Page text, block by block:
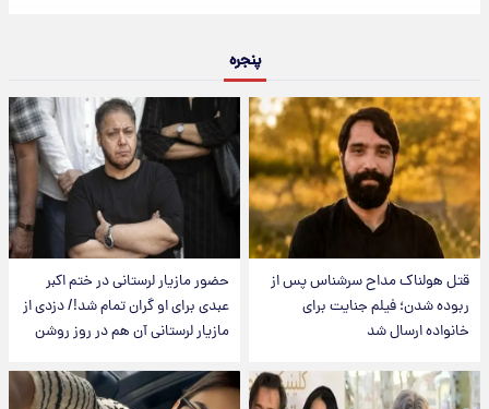
پنجره
قتل هولناک مداح سرشناس پس از
ربوده شدن؛ فیلم جنایت برای
خانواده ارسال شد
حضور مازیار لرستانی در ختم اکبر
عبدی برای او گران تمام شد!/ دزدی از
مازیار لرستانی آن هم در روز روشن